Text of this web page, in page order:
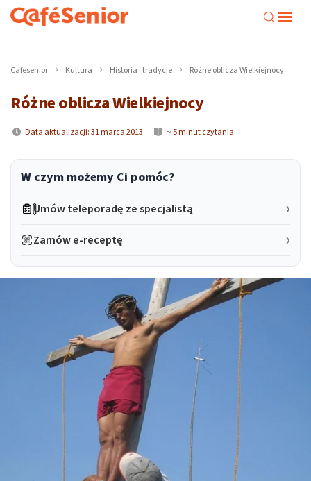
Cafesenior Kultura Historia i tradycje Różne oblicza Wielkiejnocy
Różne oblicza Wielkiejnocy
Data aktualizacji: 31 marca 2013 ~ 5 minut czytania
W czym możemy Ci pomóc?
Umów teleporadę ze specjalistą
Zamów e-receptę